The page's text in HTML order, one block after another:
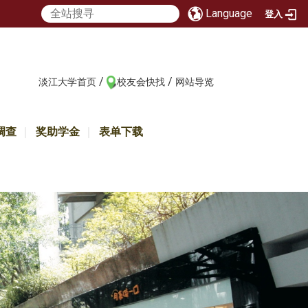
Language 登入
淡江大学首页 / 校友会快找 / 网站导览
查 奖助学金 表单下载